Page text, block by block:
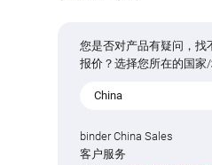
您是否对产品有疑问，找
报价？选择您所在的国家
China
binder China Sales
客户服务